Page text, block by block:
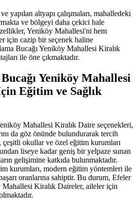
yapılan altyapı çalışmaları, mahalledeki
ve bölgeyi daha çekici hale
Yeniköy Mahallesi'ni hem
için cazip bir seçenek haline
Bucağı Yeniköy Mahallesi Kiralık
ile öne çıkmaktadır.
Yeniköy Mahallesi
Eğitim ve Sağlık
Mahallesi Kiralık Daire seçenekleri,
da göz önünde bulundurarak tercih
okullar ve özel eğitim kurumları
liseye kadar geniş bir yelpaze sunan
gelişimine katkıda bulunmaktadır.
kurumları, modern eğitim yöntemleri ile
oranlarına sahiptir. Bu durum, Efeler
Mahallesi Kiralık Daireler, aileler için